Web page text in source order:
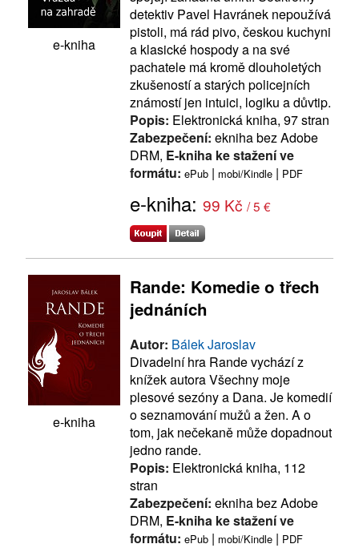
e-kniha
detektiv Pavel Havránek nepoužívá
pistoli, má rád pivo, českou kuchyni
a klasické hospody a na své
pachatele má kromě dlouholetých
zkušeností a starých policejních
známostí jen intuici, logiku a důvtip.
Popis: Elektronická kniha, 97 stran
Zabezpečení: ekniha bez Adobe
DRM, E-kniha ke stažení ve
formátu: ePub | mobi/Kindle | PDF
e-kniha: 99 Kč / 5 €
e-kniha
Rande: Komedie o třech
jednáních
Autor: Bálek Jaroslav
Divadelní hra Rande vychází z
knížek autora Všechny moje
plesové sezóny a Dana. Je komedií
o seznamování mužů a žen. A o
tom, jak nečekaně může dopadnout
jedno rande.
Popis: Elektronická kniha, 112
stran
Zabezpečení: ekniha bez Adobe
DRM, E-kniha ke stažení ve
formátu: ePub | mobi/Kindle | PDF